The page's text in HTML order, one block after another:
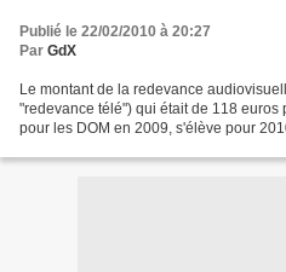
Publié le 22/02/2010 à 20:27
Par GdX
Le montant de la redevance
"redevance télé") qui était de 118
pour les DOM en 2009, s'élève pour